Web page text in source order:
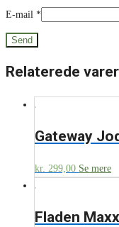
E-mail *
Relaterede varer
Gateway
kr. 299,00 Se mere
Fladen